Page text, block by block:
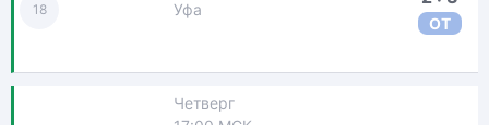
18
Уфа
ОТ
Четверг